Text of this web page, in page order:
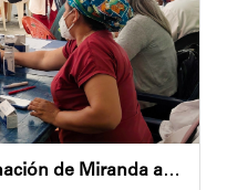
se consolida
Alcaldía de Sucre y Gobernación de Miranda atendieron a más de 100 adultos mayores en Petare